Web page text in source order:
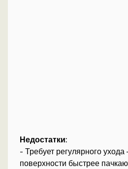
Недостатки:
- Требует регулярного
поверхности быстрее